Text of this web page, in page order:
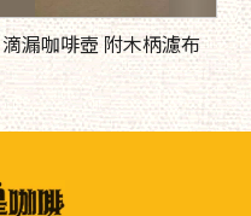
滴漏咖啡壺 附木柄濾布